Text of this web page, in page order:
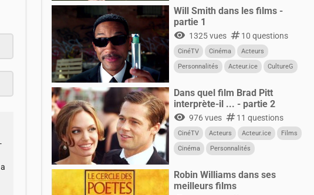
Will Smith dans les films -
partie 1
visibility 1325 vues numbers10 questions
CinéTV Cinéma
Acteurs
Personnalités
Acteur.ice
CultureG
Dans quel film Brad Pitt
interprète-il ... - partie 2
visibility 976 vues numbers11 questions
CinéTV Acteurs Acteur.ice
Films
Cinéma
Personnalités
Robin Williams dans ses
meilleurs films